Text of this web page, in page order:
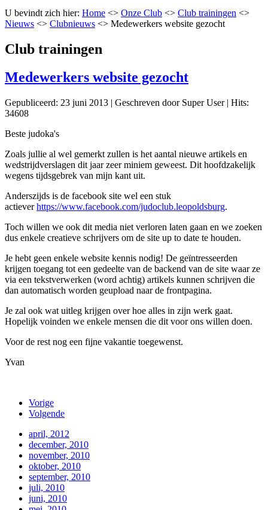
U bevindt zich hier: Home <> Onze Club <> Club trainingen <>
Nieuws <> Clubnieuws <> Medewerkers website gezocht
Club trainingen
Medewerkers website gezocht
Gepubliceerd: 23 juni 2013 | Geschreven door Super User| Hits:
34608
Beste judoka's
Zoals jullie al wel gemerkt zullen is het aantal nieuwe artikels en
wedstrijdverslagen dit jaar zeer miniem geweest. Dit hoofdzakelijk
wegens tijdsgebrek van mijn kant uit.
Anderszijds is de facebook site wel een stuk
actieverhttps://www.facebook.com/judoclub.leopoldsburg.
Toch willen we ook dit media niet verloren laten gaan en we zoeken
dus enkele creatieve schrijvers om de site up to date te houden.
Je hebt geen enkele website kennis nodig! De geïntresseerden
krijgen toegang tot een gedeelte van de backend van de site waar ze
via een tekstverwerken (word achtig) artikels kunnen schrijven die
dan automatisch worden geupload naar de frontpagina.
Je zal ook wat uitleg krijgen over hoe alles in zijn werk gaat.
Hopelijk voinden we enkele mensen die dit voor ons willen doen.
Voor de rest nog een fijne vakantie toegewenst.
Yvan
Vorige
Volgende
april, 2012
december, 2010
november, 2010
oktober, 2010
september, 2010
juli, 2010
juni, 2010